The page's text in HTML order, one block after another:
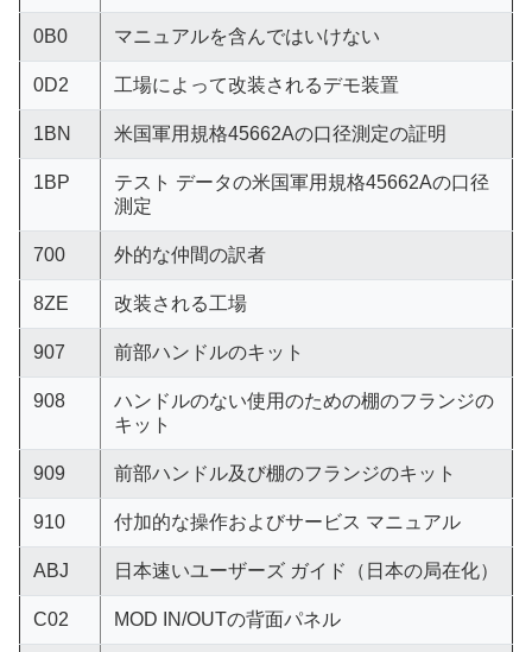
0B0 マニュアルを含んではいけない
0D2 工場によって改装されるデモ装置
1BN 米国軍用規格45662Aの口径測定の証明
1BP
テスト データの米国軍用規格45662Aの口径
測定
700 外的な仲間の訳者
8ZE 改装される工場
907 前部ハンドルのキット
908
ハンドルのない使用のための棚のフランジの
キット
909 前部ハンドル及び棚のフランジのキット
910 付加的な操作およびサービス マニュアル
ABJ 日本速いユーザーズ ガイド（日本の局在化）
C02 MOD IN/OUTの背面パネル